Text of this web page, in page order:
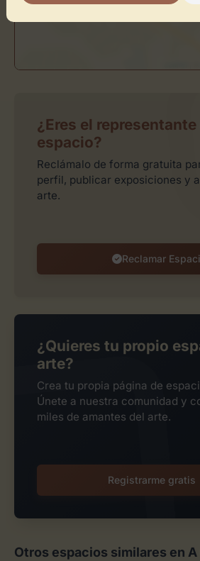
¿Eres el
espacio?
Reclámalo de forma gratuita
perfil, publicar exposiciones y
arte.
Reclamar
¿Quieres tu propio
arte?
Crea tu propia página de
Únete a nuestra comunidad y
miles de amantes del arte.
Registrarme gratis
Otros espacios similares en A